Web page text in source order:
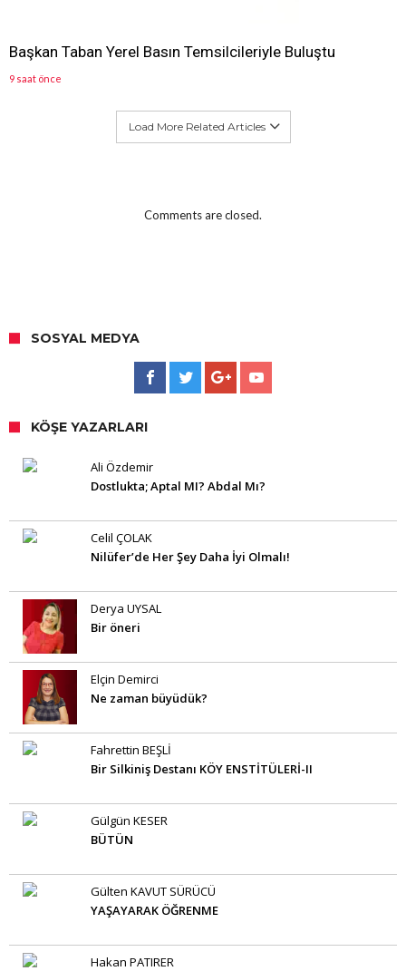
Başkan Taban Yerel Basın Temsilcileriyle Buluştu
9 saat önce
Load More Related Articles
Comments are closed.
SOSYAL MEDYA
KÖŞE YAZARLARI
Ali Özdemir
Dostlukta; Aptal MI? Abdal Mı?
Celil ÇOLAK
Nilüfer’de Her Şey Daha İyi Olmalı!
Derya UYSAL
Bir öneri
Elçin Demirci
Ne zaman büyüdük?
Fahrettin BEŞLİ
Bir Silkiniş Destanı KÖY ENSTİTÜLERİ-II
Gülgün KESER
BÜTÜN
Gülten KAVUT SÜRÜCÜ
YAŞAYARAK ÖĞRENME
Hakan PATIRER